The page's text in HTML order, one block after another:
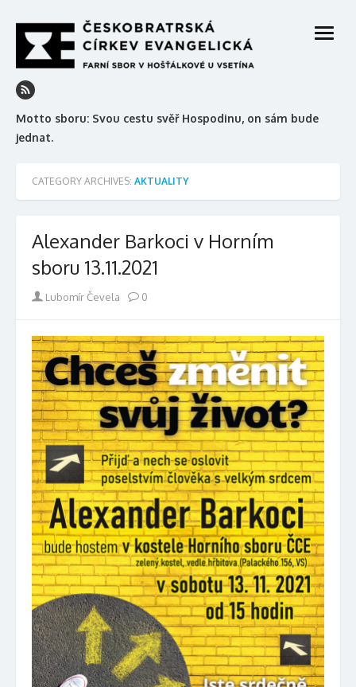
to
content
Motto sboru: Svou cestu svěř Hospodinu, on sám bude
jednat.
open
CATEGORY ARCHIVES: AKTUALITY
Alexander Barkoci v Horním
sboru 13.11.2021
Author
Lubomír Čevela 0